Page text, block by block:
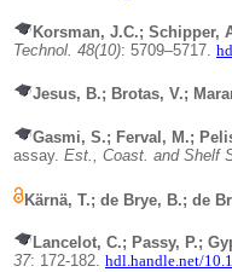
Korsman, J.C.; Schipper,
Technol. 48(10): 5709–5717.
Jesus, B.; Brotas, V.;
Gasmi, S.; Ferval, M.;
assay. Est., Coast. and Shelf
Kärnä, T.; de Brye, B.; de
Lancelot, C.; Passy, P.;
37: 172-182. hdl.handle.net/